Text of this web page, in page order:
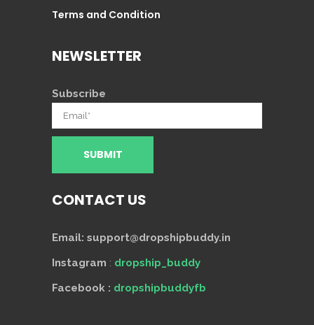
Terms and Condition
NEWSLETTER
Subscribe
CONTACT US
Email: support@dropshipbuddy.in
Instagram : dropship_buddy
Facebook : dropshipbuddyfb